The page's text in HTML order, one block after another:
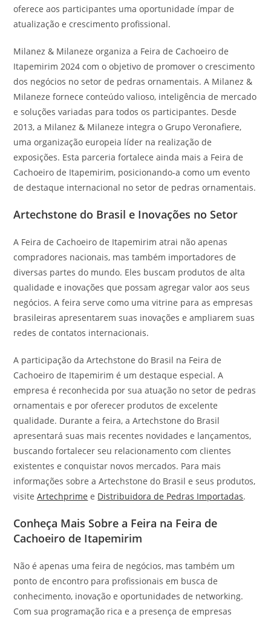
oferece aos participantes uma oportunidade ímpar de
atualização e crescimento profissional.
Milanez & Milaneze organiza a Feira de Cachoeiro de
Itapemirim 2024 com o objetivo de promover o crescimento
dos negócios no setor de pedras ornamentais. A Milanez &
Milaneze fornece conteúdo valioso, inteligência de mercado
e soluções variadas para todos os participantes. Desde
2013, a Milanez & Milaneze integra o Grupo Veronafiere,
uma organização europeia líder na realização de
exposições. Esta parceria fortalece ainda mais a Feira de
Cachoeiro de Itapemirim, posicionando-a como um evento
de destaque internacional no setor de pedras ornamentais.
Artechstone do Brasil e Inovações no Setor
A Feira de Cachoeiro de Itapemirim atrai não apenas
compradores nacionais, mas também importadores de
diversas partes do mundo. Eles buscam produtos de alta
qualidade e inovações que possam agregar valor aos seus
negócios. A feira serve como uma vitrine para as empresas
brasileiras apresentarem suas inovações e ampliarem suas
redes de contatos internacionais.
A participação da Artechstone do Brasil na Feira de
Cachoeiro de Itapemirim é um destaque especial. A
empresa é reconhecida por sua atuação no setor de pedras
ornamentais e por oferecer produtos de excelente
qualidade. Durante a feira, a Artechstone do Brasil
apresentará suas mais recentes novidades e lançamentos,
buscando fortalecer seu relacionamento com clientes
existentes e conquistar novos mercados. Para mais
informações sobre a Artechstone do Brasil e seus produtos,
visiteArtechprime e Distribuidora de Pedras Importadas.
Conheça Mais Sobre a Feira na Feira de
Cachoeiro de Itapemirim
Não é apenas uma feira de negócios, mas também um
ponto de encontro para profissionais em busca de
conhecimento, inovação e oportunidades de networking.
Com sua programação rica e a presença de empresas